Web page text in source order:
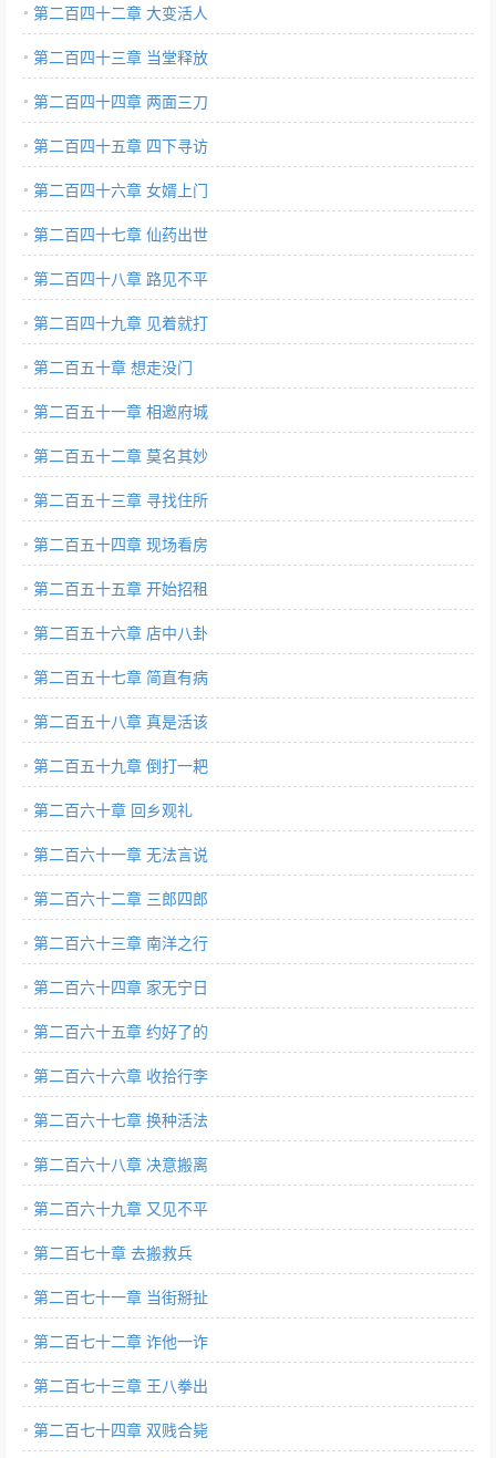
第二百四十二章 大变活人
第二百四十三章 当堂释放
第二百四十四章 两面三刀
第二百四十五章 四下寻访
第二百四十六章 女婿上门
第二百四十七章 仙药出世
第二百四十八章 路见不平
第二百四十九章 见着就打
第二百五十章 想走没门
第二百五十一章 相邀府城
第二百五十二章 莫名其妙
第二百五十三章 寻找住所
第二百五十四章 现场看房
第二百五十五章 开始招租
第二百五十六章 店中八卦
第二百五十七章 简直有病
第二百五十八章 真是活该
第二百五十九章 倒打一耙
第二百六十章 回乡观礼
第二百六十一章 无法言说
第二百六十二章 三郎四郎
第二百六十三章 南洋之行
第二百六十四章 家无宁日
第二百六十五章 约好了的
第二百六十六章 收拾行李
第二百六十七章 换种活法
第二百六十八章 决意搬离
第二百六十九章 又见不平
第二百七十章 去搬救兵
第二百七十一章 当街掰扯
第二百七十二章 诈他一诈
第二百七十三章 王八拳出
第二百七十四章 双贱合毙